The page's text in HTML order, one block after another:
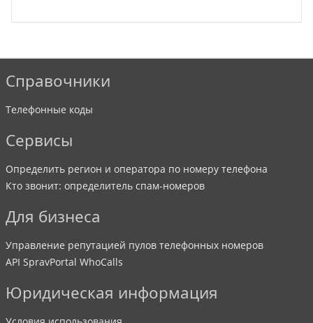
Справочники
Телефонные коды
Сервисы
Определить регион и оператора по номеру телефона
Кто звонит: определитель спам-номеров
Для бизнеса
Управление репутацией пулов телефонных номеров
API SpravPortal WhoCalls
Юридическая информация